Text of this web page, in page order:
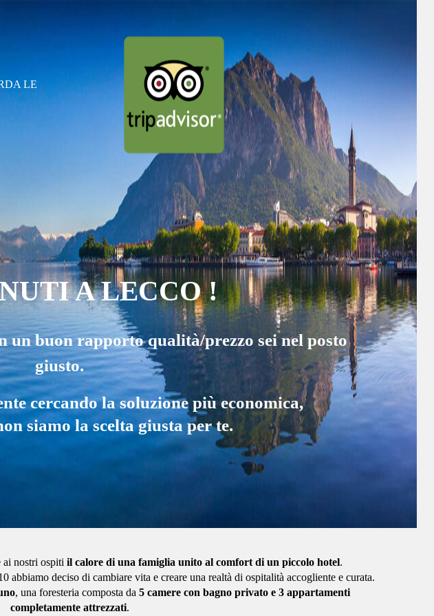
LE
A LECCO !
un buon rapporto qualità/prezzo sei nel posto
giusto.
cercando la soluzione più economica,
siamo la scelta giusta per te.
ai nostri ospiti il calore di una famiglia unito al comfort di un piccolo hotel.
deciso di cambiare vita e creare una realtà di ospitalità accogliente e curata.
, una foresteria composta da 5 camere con bagno privato e 3 appartamenti
completamente attrezzati.